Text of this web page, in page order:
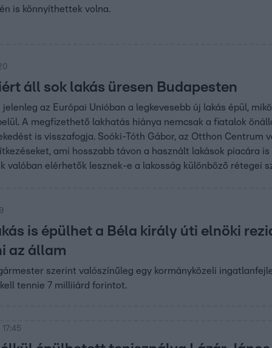
is könnyíthettek volna.
áll sok lakás üresen Budapesten
jelenleg az Európai Unióban a legkevesebb új lakás épül,
A megfizethető lakhatás hiánya nemcsak a fiatalok
is visszafogja. Soóki-Tóth Gábor, az Otthon
ami hosszabb távon a használt lakások piacára
valóban elérhetők lesznek-e a lakosság különböző rétegei
is épülhet a Béla király úti elnöki
az állam
szerint valószínűleg egy kormányközeli
tennie 7 milliiárd forintot.